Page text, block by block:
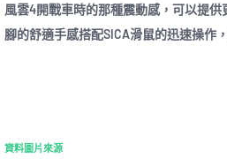
風雲4開戰車時的那種震動感，可以提
腳的舒適手感搭配SICA滑鼠的迅速操作
資料圖片來源